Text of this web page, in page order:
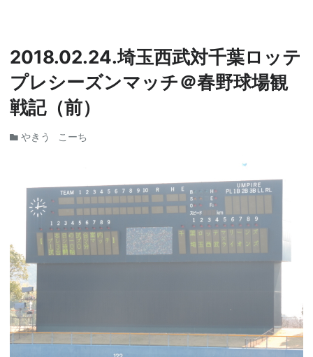
2018.02.24.埼玉西武対千葉ロッテ
プレシーズンマッチ＠春野球場観
戦記（前）
やきう こーち